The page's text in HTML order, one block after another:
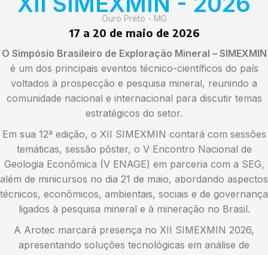
Ouro Preto - MG
17 a 20 de maio de 2026
O Simpósio Brasileiro de Exploração Mineral – SIMEXMIN
é um dos principais eventos técnico-científicos do país
voltados à prospecção e pesquisa mineral, reunindo a
comunidade nacional e internacional para discutir temas
estratégicos do setor.
Em sua 12ª edição, o XII SIMEXMIN contará com sessões
temáticas, sessão pôster, o V Encontro Nacional de
Geologia Econômica (V ENAGE) em parceria com a SEG,
além de minicursos no dia 21 de maio, abordando aspectos
técnicos, econômicos, ambientais, sociais e de governança
ligados à pesquisa mineral e à mineração no Brasil.
A Arotec marcará presença no XII SIMEXMIN 2026,
apresentando soluções tecnológicas em análise de